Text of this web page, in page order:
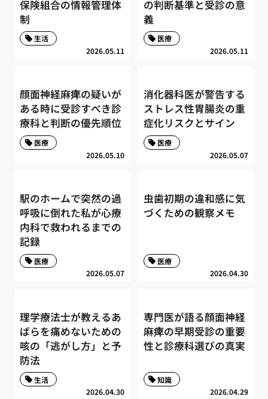
保険組合の情報管理体
制
2026.05.11
生活
の判断基準と受診の意
義
2026.05.11
医療
顔面神経麻痺の疑いが
ある時に受診すべき診
療科と判断の優先順位
2026.05.10
医療
消化器科医が警告する
ストレス性胃腸炎の重
症化リスクとサイン
2026.05.07
医療
駅のホームで突然の過
呼吸に倒れた私が心療
内科で救われるまでの
記録
2026.05.07
医療
虫歯初期の違和感に気
づくための観察メモ
2026.04.30
医療
理学療法士が教えるあ
ばらを痛めないための
咳の「逃がし方」と予
防法
2026.04.30
生活
専門医が語る顔面神経
麻痺の早期受診の重要
性と診療科選びの真実
2026.04.29
知識